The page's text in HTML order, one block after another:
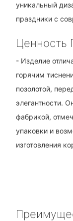
уникальный
праздники с
Ценность
- Изделие
горячим
позолотой,
элегантности.
фабрикой,
упаковки и
изготовления